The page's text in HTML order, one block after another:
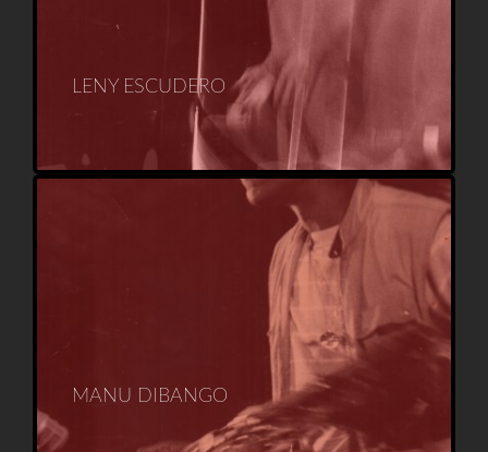
LENY ESCUDERO
MANU DIBANGO